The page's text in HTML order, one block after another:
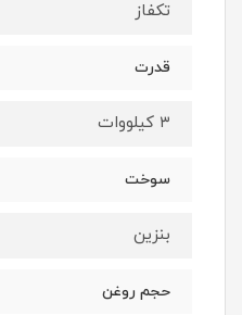
تکفاز
قدرت
۳ کیلووات
سوخت
بنزین
حجم روغن